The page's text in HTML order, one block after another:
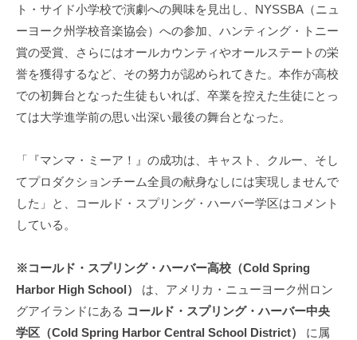
ト・サイド小学校で演劇への興味を見出し、NYSSBA（ニュ
ーヨーク州学校音楽協会）への参加、ハンティング・トニー
賞の受賞、さらにはオールカウンティやオールステートの栄
誉を獲得するなど、その努力が認められてきた。本作が高校
での初舞台となった生徒もいれば、卒業を控えた生徒にとっ
ては大学進学前の思い出深い最後の舞台となった。
「『マンマ・ミーア！』の成功は、キャスト、クルー、そし
てプロダクションチーム全員の献身なしには実現しませんで
した」と、コールド・スプリング・ハーバー学区はコメント
している。
※コールド・スプリング・ハーバー高校（Cold Spring
Harbor High School）
は、アメリカ・ニューヨーク州ロン
グアイランドにある コールド・スプリング・ハーバー中央
学区（Cold Spring Harbor Central School District）
に属